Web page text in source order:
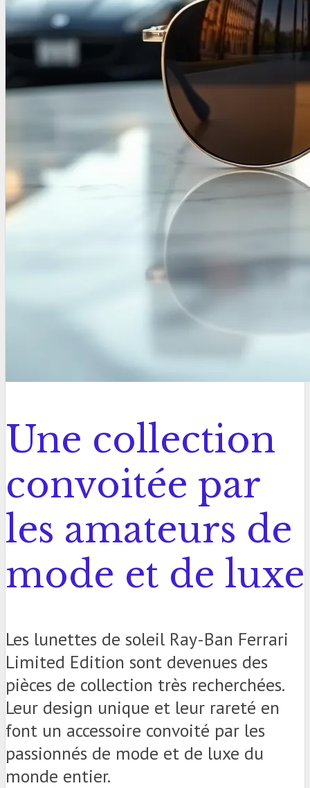
Une collection
convoitée par
les amateurs de
mode et de luxe
Les lunettes de soleil Ray-Ban Ferrari
Limited Edition sont devenues des
pièces de collection très recherchées.
Leur design unique et leur rareté en
font un accessoire convoité par les
passionnés de mode et de luxe du
monde entier.